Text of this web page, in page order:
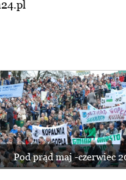
Pod prąd maj -czerwiec